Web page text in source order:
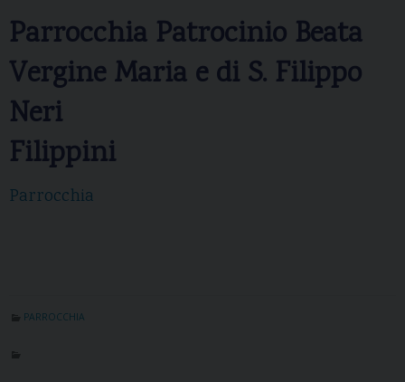
Parrocchia Patrocinio Beata
Vergine Maria e di S. Filippo
Neri
Filippini
Parrocchia
PARROCCHIA